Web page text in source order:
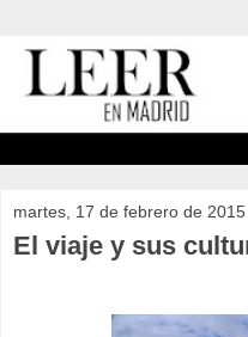
martes, 17 de febrero de 2015
El viaje y sus